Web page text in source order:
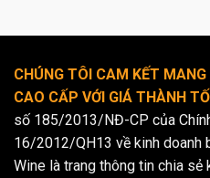
CHÚNG TÔI CAM KẾT
CAO CẤP VỚI GIÁ THÀNH
số 185/2013/NĐ-CP của
16/2012/QH13 về kinh doanh
Wine là trang thông tin chia